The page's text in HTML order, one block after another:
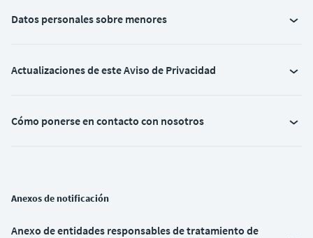
Datos personales sobre menores
Actualizaciones de este Aviso de Privacidad
Cómo ponerse en contacto con nosotros
Anexos de notificación
Anexo de entidades responsables de tratamiento de